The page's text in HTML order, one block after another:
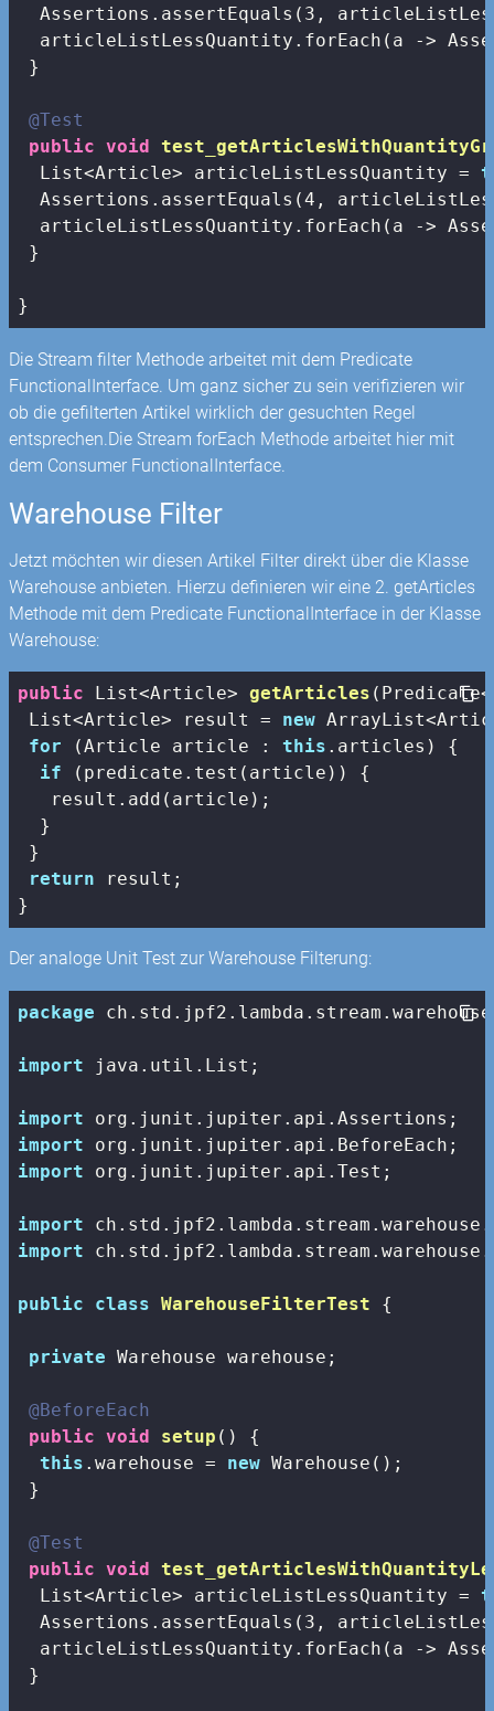
  Assertions.assertEquals(
3 ,
articleListLessQuantity.forEach(a ->
}
@Test
public void
  List<Article> articleListLessQuantity =
  Assertions.assertEquals(
4 ,
articleListLessQuantity.forEach(a ->
}
}
Die Stream filter Methode arbeitet mit dem Predicate
FunctionalInterface. Um ganz sicher zu sein verifizieren wir
ob die gefilterten Artikel wirklich der gesuchten Regel
entsprechen.Die Stream forEach Methode arbeitet hier mit
dem Consumer FunctionalInterface.
Warehouse Filter
Jetzt möchten wir diesen Artikel Filter direkt über die Klasse
Warehouse anbieten. Hierzu definieren wir eine 2. getArticles
Methode mit dem Predicate FunctionalInterface in der Klasse
Warehouse:
public List<Article> getArticles
List<Article> result = new
for (Article article : this .articles) {
if (predicate.test(article)) {
   result.add(article);
  }
}
return result;
}
Der analoge Unit Test zur Warehouse Filterung:
package
import java.util.List;
import
import
import org.junit.jupiter.api.Test;
import
import
public class WarehouseFilterTest {
private Warehouse warehouse;
@BeforeEach
public void setup ()
{
this .warehouse = new Warehouse();
}
@Test
public void
  List<Article> articleListLessQuantity =
  Assertions.assertEquals(
3 ,
articleListLessQuantity.forEach(a ->
}